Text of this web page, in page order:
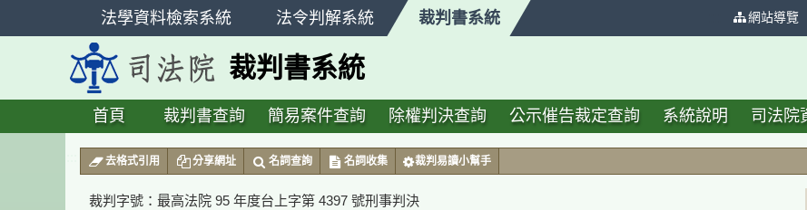
法學資料檢索系統 法令判解系統 裁判書系統 網站導覽
裁判書系統
首頁 裁判書查詢 簡易案件查詢 除權判決查詢 公示催告裁定查詢 系統說明 司法院
去格式引用 分享網址 名詞查詢 名詞收集 裁判易讀小幫手
裁判字號：最高法院 95 年度台上字第 4397 號刑事判決